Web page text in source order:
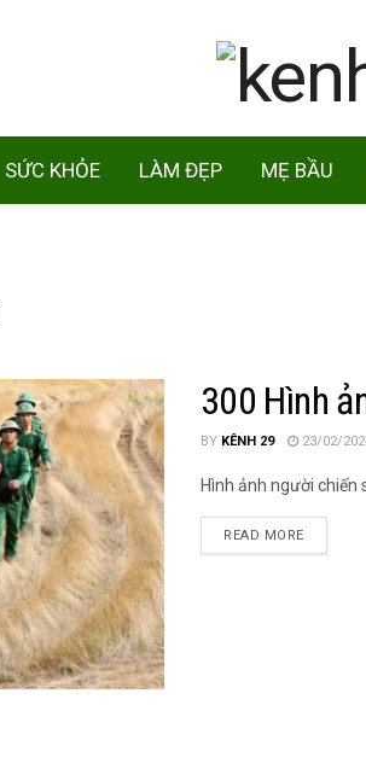
SỨC KHỎE LÀM ĐẸP MẸ BẦU
300 Hình
BY KÊNH 29 23/02/
Hình ảnh người chiến
READ MORE